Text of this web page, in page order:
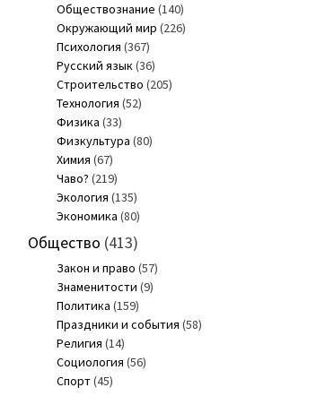
Обществознание (140)
Окружающий мир (226)
Психология (367)
Русский язык(36)
Строительство (205)
Технология (52)
Физика (33)
Физкультура (80)
Химия (67)
Чаво? (219)
Экология (135)
Экономика (80)
Общество (413)
Закон и право (57)
Знаменитости (9)
Политика (159)
Праздники и события (58)
Религия (14)
Социология (56)
Спорт(45)